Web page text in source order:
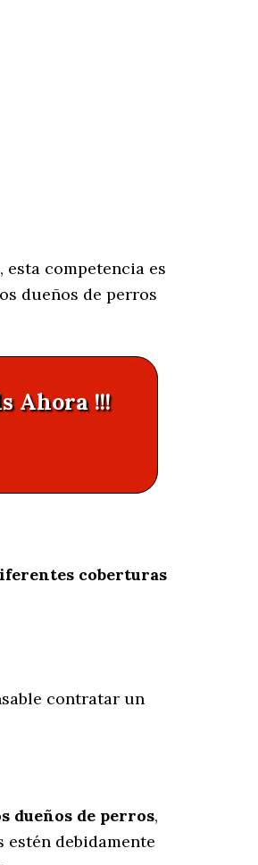
competencia es
dueños de perros
Ahora !!!
coberturas
contratar un
dueños de perros,
estén debidamente